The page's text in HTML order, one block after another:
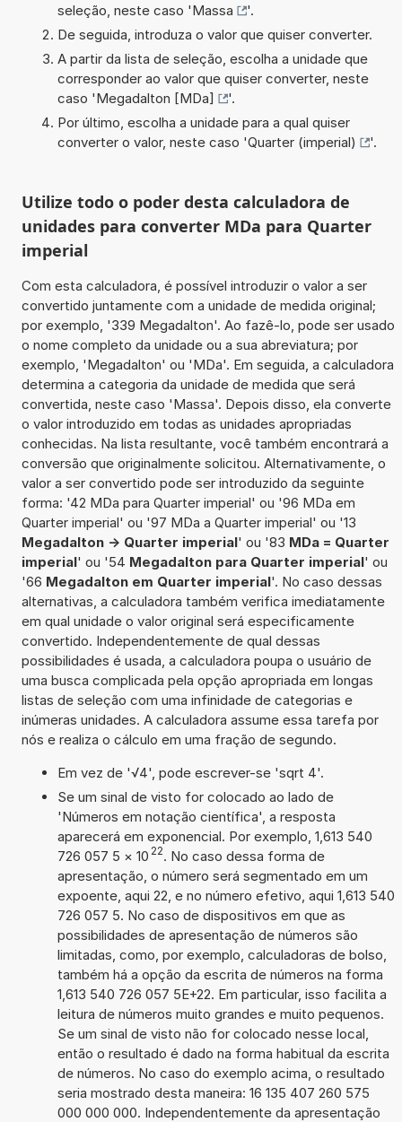
seleção, neste caso 'Massa
'.
De seguida, introduza o valor que quiser converter.
A partir da lista de seleção, escolha a unidade que
corresponder ao valor que quiser converter, neste
caso 'Megadalton [MDa]
'.
Por último, escolha a unidade para a qual quiser
converter o valor, neste caso 'Quarter (imperial) '.
Utilize todo o poder desta calculadora de
unidades para converter MDa para Quarter
imperial
Com esta calculadora, é possível introduzir o valor a ser
convertido juntamente com a unidade de medida original;
por exemplo, '339 Megadalton'. Ao fazê-lo, pode ser usado
o nome completo da unidade ou a sua abreviatura; por
exemplo, 'Megadalton' ou 'MDa'. Em seguida, a calculadora
determina a categoria da unidade de medida que será
convertida, neste caso 'Massa'. Depois disso, ela converte
o valor introduzido em todas as unidades apropriadas
conhecidas. Na lista resultante, você também encontrará a
conversão que originalmente solicitou. Alternativamente, o
valor a ser convertido pode ser introduzido da seguinte
forma: '42 MDa para Quarter imperial' ou '96 MDa em
Quarter imperial' ou '97 MDa a Quarter imperial' ou '13
Megadalton -> Quarter imperial' ou '83 MDa = Quarter
imperial' ou '54 Megadalton para Quarter imperial' ou
'66 Megadalton em Quarter imperial'. No caso dessas
alternativas, a calculadora também verifica imediatamente
em qual unidade o valor original será especificamente
convertido. Independentemente de qual dessas
possibilidades é usada, a calculadora poupa o usuário de
uma busca complicada pela opção apropriada em longas
listas de seleção com uma infinidade de categorias e
inúmeras unidades. A calculadora assume essa tarefa por
nós e realiza o cálculo em uma fração de segundo.
Em vez de '√4', pode escrever-se 'sqrt 4'.
Se um sinal de visto for colocado ao lado de
'Números em notação científica', a resposta
aparecerá em exponencial. Por exemplo, 1,613 540
726 057 5 × 10 22. No caso dessa forma de
apresentação, o número será segmentado em um
expoente, aqui 22, e no número efetivo, aqui 1,613 540
726 057 5. No caso de dispositivos em que as
possibilidades de apresentação de números são
limitadas, como, por exemplo, calculadoras de bolso,
também há a opção da escrita de números na forma
1,613 540 726 057 5E+22. Em particular, isso facilita a
leitura de números muito grandes e muito pequenos.
Se um sinal de visto não for colocado nesse local,
então o resultado é dado na forma habitual da escrita
de números. No caso do exemplo acima, o resultado
seria mostrado desta maneira: 16 135 407 260 575
000 000 000. Independentemente da apresentação